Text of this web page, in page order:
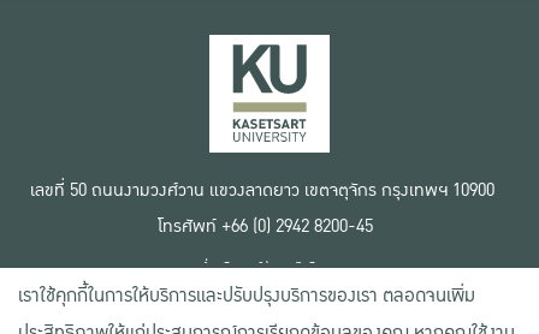
เลขที่ 50 ถนนงามวงศ์วาน แขวงลาดยาว เขตจตุจักร กรุงเทพฯ 10900
โทรศัพท์ +66 (0) 2942 8200-45
เงื่อนไขการใช้งานเว็บไซต์
ข้อตกลงด้านสิทธิ์ใช้งาน
นโยบายความเป็นส่วนตัว
เราใช้คุกกี้ในการให้บริการและปรับปรุงบริการของเรา ตลอดจนเพิ่ม